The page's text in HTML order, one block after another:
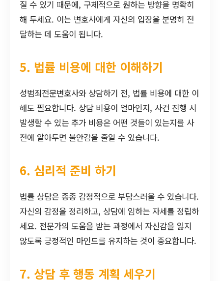
질 수 있기 때문에, 구체적으로 원하는 방향을 명확히
해 두세요. 이는 변호사에게 자신의 입장을 분명히 전
달하는 데 도움이 됩니다.
5. 법률 비용에 대한 이해하기
성범죄전문변호사와 상담하기 전, 법률 비용에 대한 이
해도 필요합니다. 상담 비용이 얼마인지, 사건 진행 시
발생할 수 있는 추가 비용은 어떤 것들이 있는지를 사
전에 알아두면 불안감을 줄일 수 있습니다.
6. 심리적 준비 하기
법률 상담은 종종 감정적으로 부담스러울 수 있습니다.
자신의 감정을 정리하고, 상담에 임하는 자세를 정립하
세요. 전문가의 도움을 받는 과정에서 자신감을 잃지
않도록 긍정적인 마인드를 유지하는 것이 중요합니다.
7. 상담 후 행동 계획 세우기